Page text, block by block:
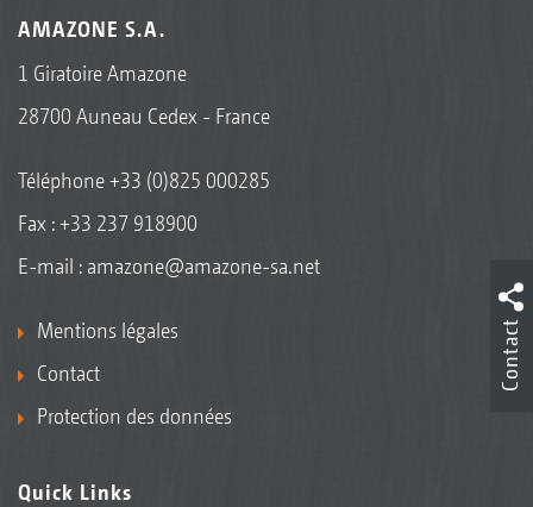
AMAZONE S.A.
1 Giratoire Amazone
28700 Auneau Cedex - France
Téléphone+33 (0)825 000285
Fax : +33 237 918900
E-mail : amazone@amazone-sa.net
Mentions légales
Contact
Protection des données
Quick Links
Contact